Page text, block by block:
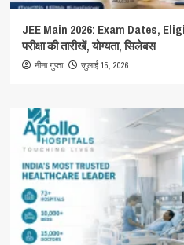
JEE Main 2026: Exam Dates,
परीक्षा की तारीखें, योग्यता, सिलेबस
नीना गुप्ता जुलाई 15, 2026